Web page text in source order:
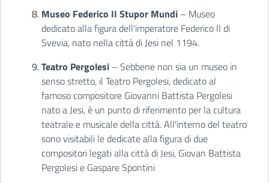
Museo Federico II Stupor Mundi – Museo
dedicato alla figura dell'imperatore Federico II di
Svevia, nato nella città di Jesi nel 1194.
Teatro Pergolesi – Sebbene non sia un museo in
senso stretto, il Teatro Pergolesi, dedicato al
famoso compositore Giovanni Battista Pergolesi
nato a Jesi, è un punto di riferimento per la cultura
teatrale e musicale della città. All'interno del teatro
sono visitabili le dedicate alla figura di due
compositori legati alla città di Jesi, Giovan Battista
Pergolesi e Gaspare Spontini